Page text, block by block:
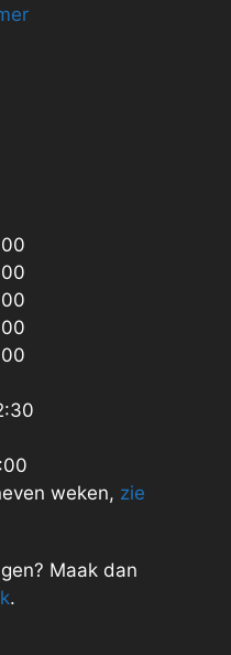
weken, zie
Maak dan
.